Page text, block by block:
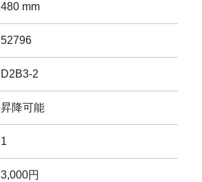
480 mm
52796
D2B3-2
昇降可能
1
3,000円